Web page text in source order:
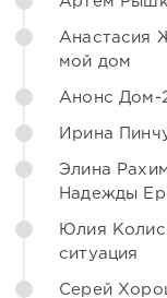
Анастасия
мой дом
Анонс Дом-
Ирина
Элина
Надежды
Юлия
ситуация
Серей